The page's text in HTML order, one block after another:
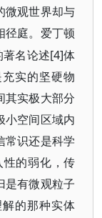
微观世界却与
径庭。爱丁顿
著名论述[4]体
实的坚硬物
其实极大部分
小空间区域内
常识还是科学
的弱化，传
是有微观粒子
的那种实体